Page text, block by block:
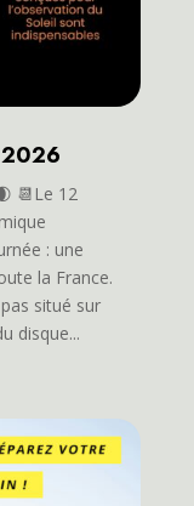
2026
📆Le 12
: une
la France.
situé sur
disque...